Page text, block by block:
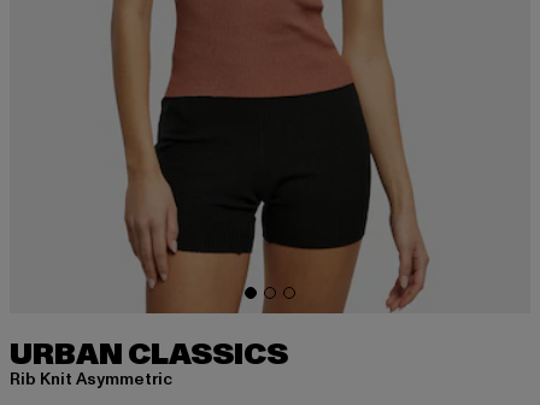
URBAN CLASSICS
Rib Knit Asymmetric